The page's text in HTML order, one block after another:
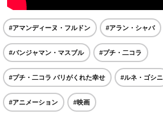
#アマンディーヌ・フルドン #アラン・シャバ
#バンジャマン・マスブル #プチ・二コラ
#プチ・二コラ パリがくれた幸せ #ルネ・ゴシニ
#アニメーション #映画